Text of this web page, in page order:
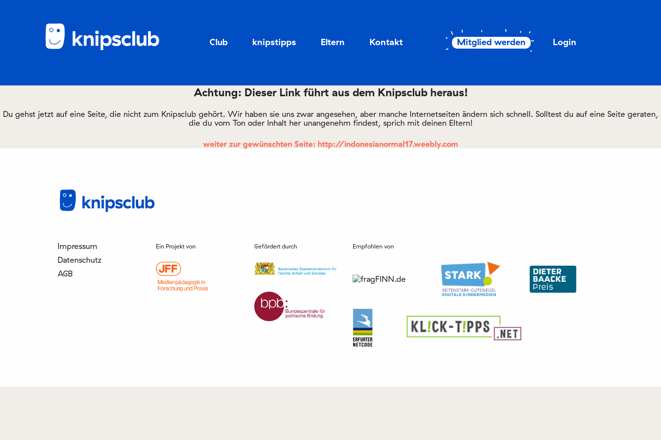
Club knipstipps Eltern Kontakt Mitglied werden Login
Achtung: Dieser Link führt aus dem Knipsclub heraus!
Du gehst jetzt auf eine Seite, die nicht zum Knipsclub gehört. Wir haben sie uns zwar angesehen, aber manche Internetseiten ändern sich schnell. Solltest du auf eine Seite geraten,
die du vom Ton oder Inhalt her unangenehm findest, sprich mit deinen Eltern!
weiter zur gewünschten Seite: http://indonesianormal17.weebly.com
Impressum
Datenschutz
AGB
Ein Projekt von Gefördert durch Empfohlen von